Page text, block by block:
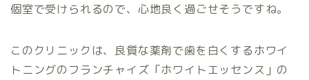
個室で受けられるので、心地良く過ごせそうですね。
このクリニックは、良質な薬剤で歯を白くするホワイ
トニングのフランチャイズ「ホワイトエッセンス」の